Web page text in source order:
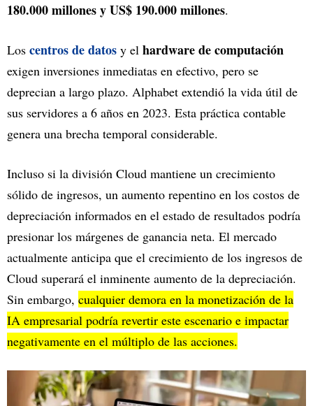
180.000 millones y US$ 190.000 millones.
Los centros de datos y el hardware de computación
exigen inversiones inmediatas en efectivo, pero se
deprecian a largo plazo. Alphabet extendió la vida útil de
sus servidores a 6 años en 2023. Esta práctica contable
genera una brecha temporal considerable.
Incluso si la división Cloud mantiene un crecimiento
sólido de ingresos, un aumento repentino en los costos de
depreciación informados en el estado de resultados podría
presionar los márgenes de ganancia neta. El mercado
actualmente anticipa que el crecimiento de los ingresos de
Cloud superará el inminente aumento de la depreciación.
Sin embargo, cualquier demora en la monetización de la
IA empresarial podría revertir este escenario e impactar
negativamente en el múltiplo de las acciones.